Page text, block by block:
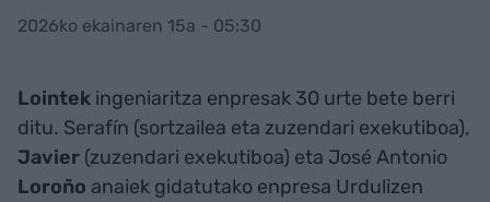
2026ko ekainaren 15a - 05:30
Lointek ingeniaritza enpresak 30 urte bete berri
ditu. Serafín (sortzailea eta zuzendari exekutiboa),
Javier (zuzendari exekutiboa) eta José Antonio
Loroño anaiek gidatutako enpresa Urdulizen